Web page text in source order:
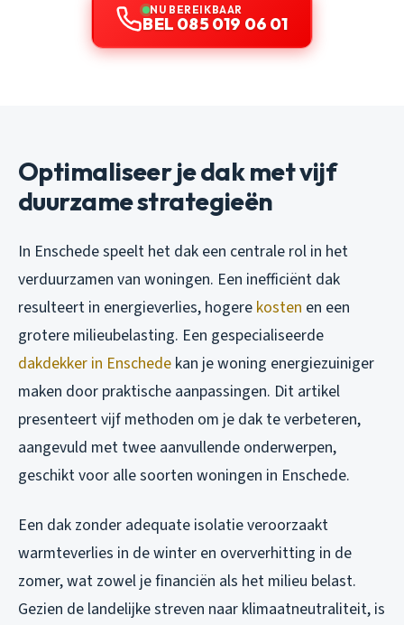
NU BEREIKBAAR
BEL 085 019 06 01
Optimaliseer je dak met vijf
duurzame strategieën
In Enschede speelt het dak een centrale rol in het
verduurzamen van woningen. Een inefficiënt dak
resulteert in energieverlies, hogere kosten en een
grotere milieubelasting. Een gespecialiseerde
dakdekker in Enschede kan je woning energiezuiniger
maken door praktische aanpassingen. Dit artikel
presenteert vijf methoden om je dak te verbeteren,
aangevuld met twee aanvullende onderwerpen,
geschikt voor alle soorten woningen in Enschede.
Een dak zonder adequate isolatie veroorzaakt
warmteverlies in de winter en oververhitting in de
zomer, wat zowel je financiën als het milieu belast.
Gezien de landelijke streven naar klimaatneutraliteit, is